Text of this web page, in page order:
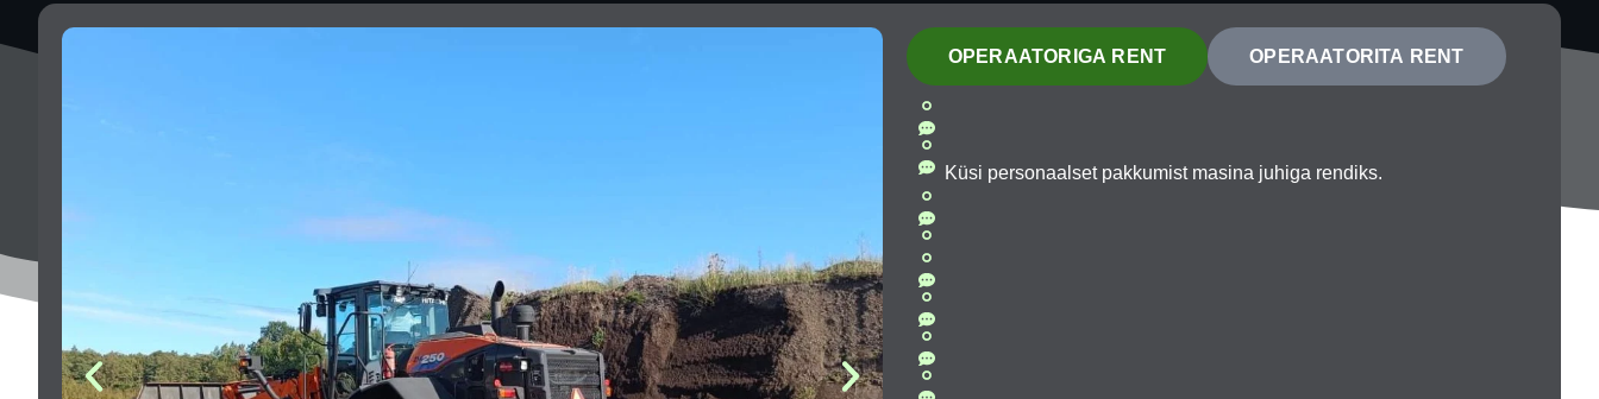
OPERAATORIGA RENT OPERAATORITA RENT
Küsi personaalset pakkumist masina juhiga rendiks.